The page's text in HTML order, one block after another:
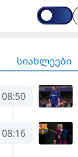
სიახლეები
08:50
08:16